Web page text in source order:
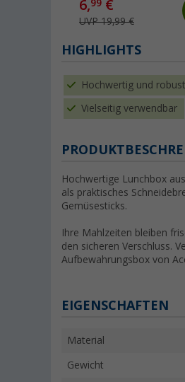
6,99 €
UVP 19,99 €
HIGHLIGHTS
Hochwertig und robust
Vielseitig verwendbar
Hochwertige Lunchbox
als praktisches
Gemüsesticks.
Ihre Mahlzeiten bleiben
den sicheren Verschluss.
Aufbewahrungsbox von
EIGENSCHAFTEN
Material
Gewicht